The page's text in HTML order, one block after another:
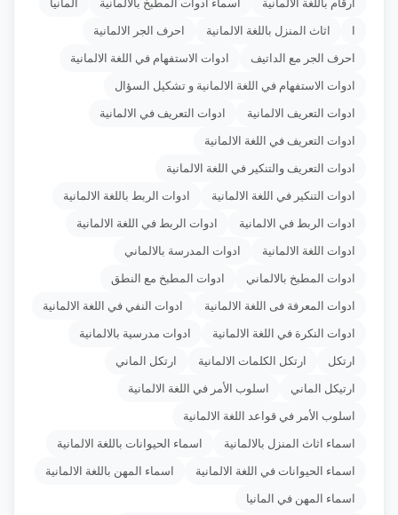
أرقام باللغة الألمانية أسماء أدوات المطبخ بالألمانية ألمانيا
اثاث المنزل باللغة الالمانية احرف الجر الالمانية
احرف الجر مع الداتيف ادوات الاستفهام في اللغة الالمانية
ادوات الاستفهام في اللغة الالمانية و تشكيل السؤال
ادوات التعريف الالمانية ادوات التعريف في الالمانية
ادوات التعريف في اللغة الالمانية
ادوات التعريف والتنكير في اللغة الالمانية
ادوات التنكير في اللغة الالمانية ادوات الربط باللغة الالمانية
ادوات الربط في الالمانية ادوات الربط في اللغة الالمانية
ادوات اللغة الالمانية ادوات المدرسة بالالماني
ادوات المطبخ بالالماني ادوات المطبخ مع النطق
ادوات المعرفة فى اللغة الالمانية ادوات النفي في اللغة الالمانية
ادوات النكرة في اللغة الالمانية ادوات مدرسية بالالمانية
ارتكل ارتكل الكلمات الالمانية ارتكل الماني
ارتيكل الماني اسلوب الأمر في اللغة الالمانية
اسلوب الأمر في قواعد اللغة الالمانية
اسماء اثاث المنزل بالالمانية اسماء الحيوانات باللغة الالمانية
اسماء الحيوانات في اللغة الالمانية اسماء المهن باللغة الالمانية
اسماء المهن في المانيا